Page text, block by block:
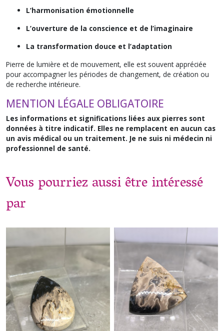
L’harmonisation émotionnelle
L’ouverture de la conscience et de l’imaginaire
La transformation douce et l’adaptation
Pierre de lumière et de mouvement, elle est souvent appréciée
pour accompagner les périodes de changement, de création ou
de recherche intérieure.
MENTION LÉGALE OBLIGATOIRE
Les informations et significations liées aux pierres sont
données à titre indicatif. Elles ne remplacent en aucun cas
un avis médical ou un traitement. Je ne suis ni médecin ni
professionnel de santé.
Vous pourriez aussi être intéressé
par